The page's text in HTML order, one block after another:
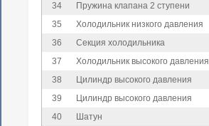
34
Пружина клапана 2 ступени
35
Холодильник низкого давления
36
Секция холодильника
37
Холодильник высокого давления
38
Цилиндр высокого давления
39
Цилиндр высокого давления
40
Шатун